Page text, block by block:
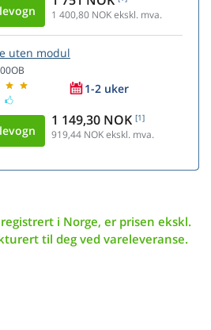
1 400,80 NOK ekskl. mva.
uten modul
1-2 uker
1 149,30 NOK [1]
919,44 NOK ekskl. mva.
i Norge, er prisen ekskl.
til deg ved vareleveranse.